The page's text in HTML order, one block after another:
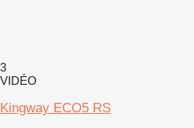
3
VIDÉO
Kingway ECO5 RS